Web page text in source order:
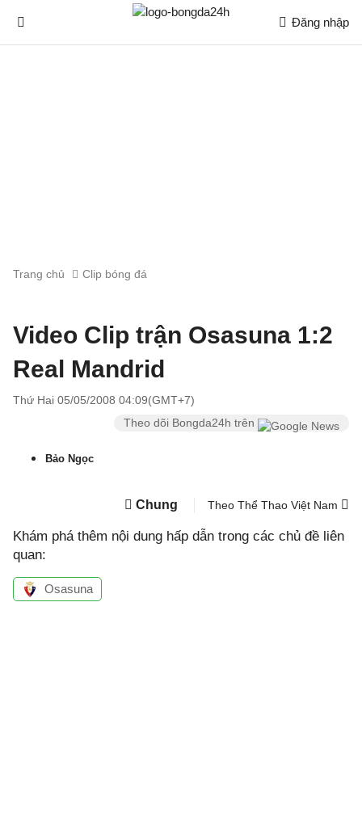
Đăng nhập
Trang chủ Clip bóng đá
Video Clip trận Osasuna 1:2
Real Mandrid
Thứ Hai 05/05/2008 04:09(GMT+7)
Theo dõi Bongda24h trên
Bảo Ngọc
Chung Theo Thể Thao Việt Nam
Khám phá thêm nội dung hấp dẫn trong các chủ đề liên
quan:
Osasuna